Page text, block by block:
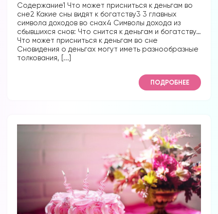
Содержание1 Что может присниться к деньгам во
сне2 Какие сны видят к богатству3 3 главных
символа доходов во снах4 Символы дохода из
сбывшихся снов: Что снится к деньгам и богатству…
Что может присниться к деньгам во сне
Сновидения о деньгах могут иметь разнообразные
толкования, [...]
ПОДРОБНЕЕ